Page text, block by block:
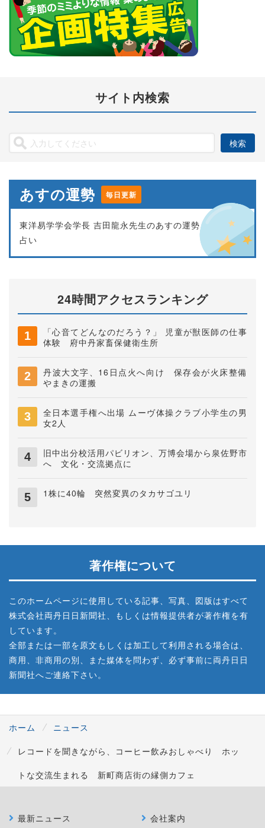
サイト内検索
あすの運勢 毎日更新
東洋易学学会学長 吉田龍永先生のあすの運勢
占い
24時間アクセスランキング
「心音てどんなのだろう？」 児童が獣医師の仕事
体験 府中丹家畜保健衛生所
丹波大文字、16日点火へ向け 保存会が火床整備
やまきの運搬
全日本選手権へ出場 ムーヴ体操クラブ小学生の男
女2人
旧中出分校活用パビリオン、万博会場から泉佐野市
へ 文化・交流拠点に
1株に40輪 突然変異のタカサゴユリ
著作権について
このホームページに使用している記事、写真、図版はすべて
株式会社両丹日日新聞社、もしくは情報提供者が著作権を有
しています。
全部または一部を原文もしくは加工して利用される場合は、
商用、非商用の別、また媒体を問わず、必ず事前に両丹日日
新聞社へご連絡下さい。
ホーム
ニュース
レコードを聞きながら、コーヒー飲みおしゃべり ホッ
トな交流生まれる 新町商店街の縁側カフェ
最新ニュース 会社案内